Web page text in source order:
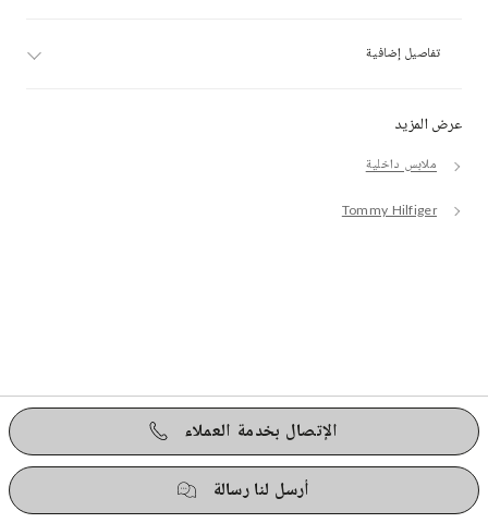
عرض المزيد
ملابس داخلية
Tommy Hilfiger
تفاصيل إضافية
الإتصال بخدمة العملاء
أرسل لنا رسالة